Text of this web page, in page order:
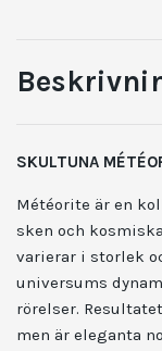
SKULTUNA
Météorite är en
sken och
varierar i storlek
universums
rörelser.
men är eleganta